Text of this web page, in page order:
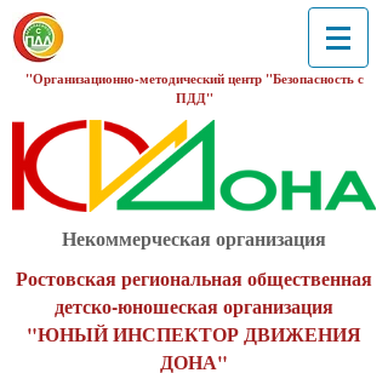
"Организационно-методический центр "Безопасность с
ПДД"
Некоммерческая организация
Ростовская региональная общественная
детско-юношеская организация
"ЮНЫЙ ИНСПЕКТОР ДВИЖЕНИЯ
ДОНА"